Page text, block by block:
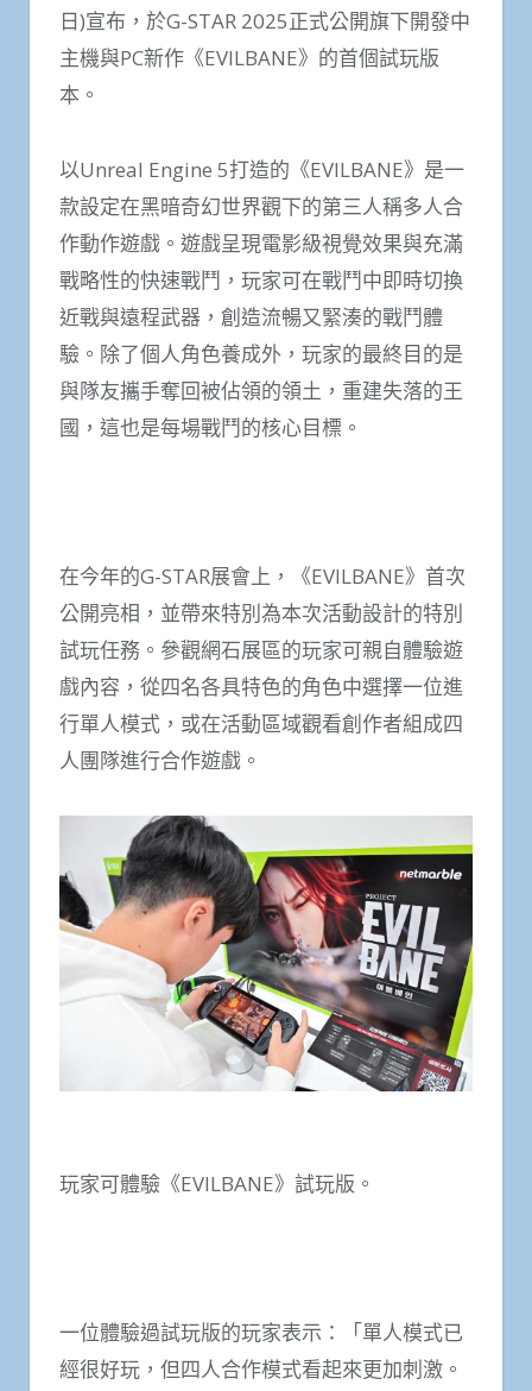
日)宣布，於G-STAR 2025正式公開旗下開發中
主機與PC新作《EVILBANE》的首個試玩版
本。
以Unreal Engine 5打造的《EVILBANE》是一
款設定在黑暗奇幻世界觀下的第三人稱多人合
作動作遊戲。遊戲呈現電影級視覺效果與充滿
戰略性的快速戰鬥，玩家可在戰鬥中即時切換
近戰與遠程武器，創造流暢又緊湊的戰鬥體
驗。除了個人角色養成外，玩家的最終目的是
與隊友攜手奪回被佔領的領土，重建失落的王
國，這也是每場戰鬥的核心目標。
在今年的G-STAR展會上，《EVILBANE》首次
公開亮相，並帶來特別為本次活動設計的特別
試玩任務。參觀網石展區的玩家可親自體驗遊
戲內容，從四名各具特色的角色中選擇一位進
行單人模式，或在活動區域觀看創作者組成四
人團隊進行合作遊戲。
玩家可體驗《EVILBANE》試玩版。
一位體驗過試玩版的玩家表示：「單人模式已
經很好玩，但四人合作模式看起來更加刺激。